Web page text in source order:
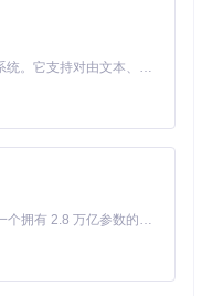
MiniMax H3 是一个通用的全模态生成系统。它支持对由文本、图像、视频和音频组成的多模态上下文进行统一理解，并能生成分辨率高达 2K、时长可达 15 秒的带原生立体声音频的视频。得益于面向任务泛化的系统设计，H3 在预训练阶段就已具备广泛的多模态上下文理解与生成能力，能够出色地执行复杂的多模态指令。
Kimi K3 是Kimi能力最强的模型：这是一个拥有 2.8 万亿参数的混合专家（MoE）模型，具备原生视觉理解能力，并支持 100 万 token 的上下文窗口。